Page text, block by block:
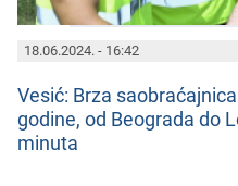
18.06.2024. - 16:42
Vеsić: Brza
godinе, od Bеograda do
minuta